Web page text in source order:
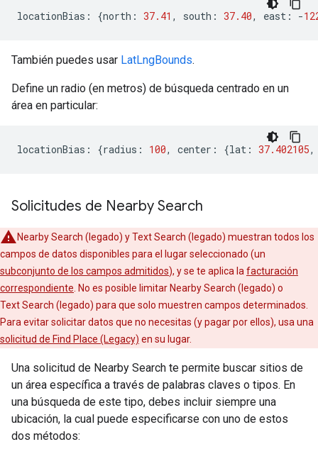
locationBias : {north : 37.41 , south : 37.40, east : -
También puedes usar LatLngBounds.
Define un radio (en metros) de búsqueda centrado en un
área en particular:
locationBias : {radius : 100, center : {lat : 37.402105,
Solicitudes de Nearby Search
Nearby Search (legado) y Text Search (legado) muestran todos los
campos de datos disponibles para el lugar seleccionado (un
subconjunto de los campos admitidos), y se te aplica la facturación
correspondiente . No es posible limitar Nearby Search (legado) o
Text Search (legado) para que solo muestren campos determinados.
Para evitar solicitar datos que no necesitas (y pagar por ellos), usa una
solicitud de Find Place (Legacy) en su lugar.
Una solicitud de Nearby Search te permite buscar sitios de
un área específica a través de palabras claves o tipos. En
una búsqueda de este tipo, debes incluir siempre una
ubicación, la cual puede especificarse con uno de estos
dos métodos: